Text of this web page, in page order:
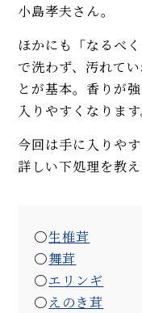
小島孝夫さん。
ほかにも「なるべ
で洗わず、汚れて
とが基本。香りが
入りやすくなります
今回は手に入りや
詳しい下処理を教
生椎茸
舞茸
エリンギ
えのき茸